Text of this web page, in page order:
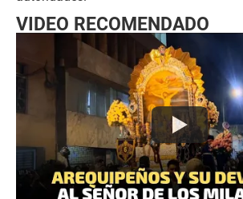
VIDEO RECOMENDADO